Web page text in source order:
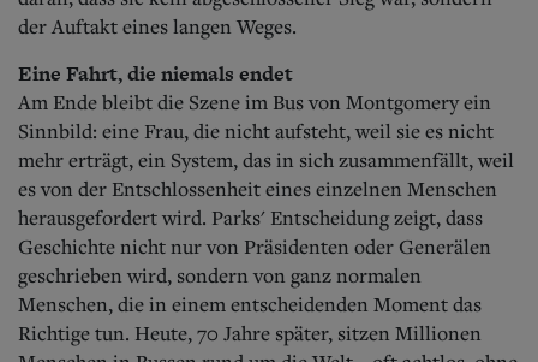
der Auftakt eines langen Weges.
Eine Fahrt, die niemals endet
Am Ende bleibt die Szene im Bus von Montgomery ein
Sinnbild: eine Frau, die nicht aufsteht, weil sie es nicht
mehr erträgt, ein System, das in sich zusammenfällt, weil
es von der Entschlossenheit eines einzelnen Menschen
herausgefordert wird. Parks' Entscheidung zeigt, dass
Geschichte nicht nur von Präsidenten oder Generälen
geschrieben wird, sondern von ganz normalen
Menschen, die in einem entscheidenden Moment das
Richtige tun. Heute, 70 Jahre später, sitzen Millionen